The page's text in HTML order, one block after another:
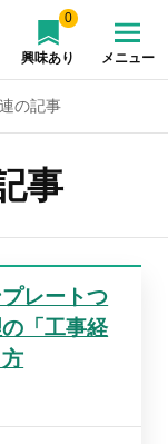
0
興味あり メニュー
の記事
事
プレートつ
「工事経